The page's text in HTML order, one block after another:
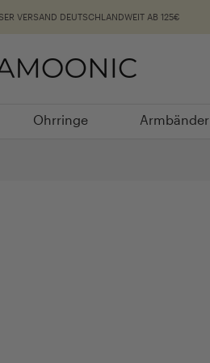
VERSAND DEUTSCHLANDWEIT AB 125€
Ohrringe
Ohrringe
Armbänder
Armbänder